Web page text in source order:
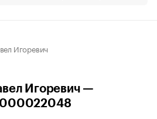
Игоревич
Игоревич —